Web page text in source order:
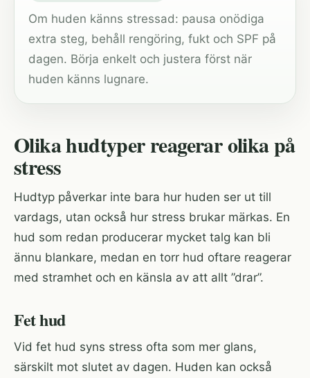
Om huden känns stressad: pausa onödiga
extra steg, behåll rengöring, fukt och SPF på
dagen. Börja enkelt och justera först när
huden känns lugnare.
Olika hudtyper reagerar olika på
stress
Hudtyp påverkar inte bara hur huden ser ut till
vardags, utan också hur stress brukar märkas. En
hud som redan producerar mycket talg kan bli
ännu blankare, medan en torr hud oftare reagerar
med stramhet och en känsla av att allt ”drar”.
Fet hud
Vid fet hud syns stress ofta som mer glans,
särskilt mot slutet av dagen. Huden kan också